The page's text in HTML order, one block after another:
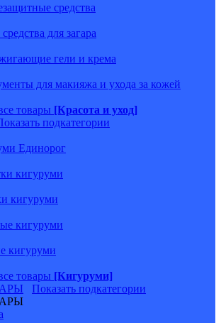
средства
для загара
гели и крема
для макияжа и ухода за кожей
товары [Красота и уход]
подкатегории
Единорог
кигуруми
кигуруми
кигуруми
кигуруми
товары [Кигуруми]
Показать подкатегории